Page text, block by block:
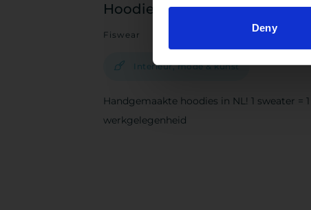
Deny
Hoodie
Fiswear
Interieur, mode & kunst
Handgemaakte hoodies in NL! 1 sweater =
werkgelegenheid